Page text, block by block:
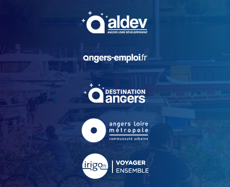
, Ouvre une nouvelle
, Ouvre une nouvelle